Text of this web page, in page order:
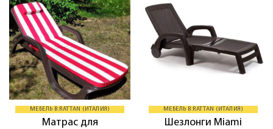
МЕБЕЛЬ B:RATTAN (ИТАЛИЯ)
Матрас для
МЕБЕЛЬ B:RATTAN (ИТАЛИЯ)
Шезлонги Miami